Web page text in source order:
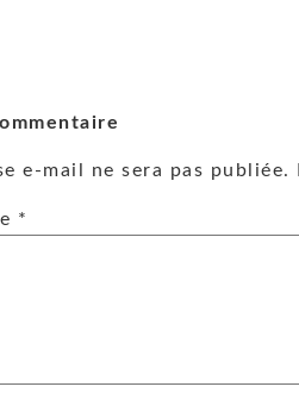
e-mail ne sera pas publiée.
*